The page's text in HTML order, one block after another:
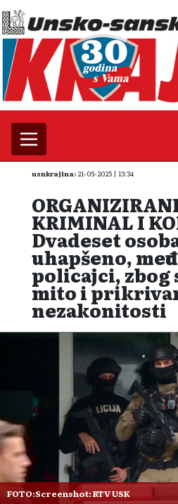
usnkrajina: 21-05-2025 | 13:34
KRIMINAL I
Dvadeset
uhapšeno,
policajci, zbog
mito i
nezakonitosti
FOTO:Screenshot: RTV USK